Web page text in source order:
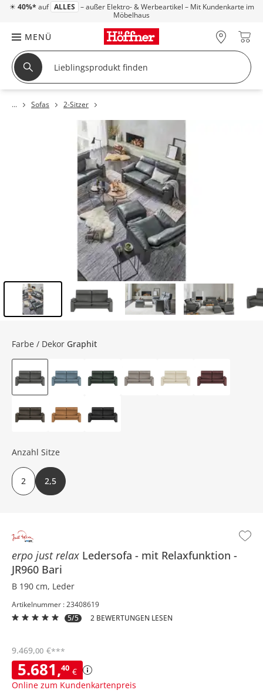
☀ 40%* auf ALLES – außer Elektro- & Werbeartikel – Mit Kundenkarte im
Möbelhaus
MENÜ
Sofas 2-Sitzer
erpo just relax Ledersofa
mit Relaxfunktion
JR960 Bari
B 190 cm, Leder
Artikelnummer : 23408619
5/5
2 BEWERTUNGEN LESEN
5.681,40 €
Online zum Kundenkartenpreis
9.469,00 €***
Farbe / Dekor Graphit
Anzahl Sitze
2 2,5